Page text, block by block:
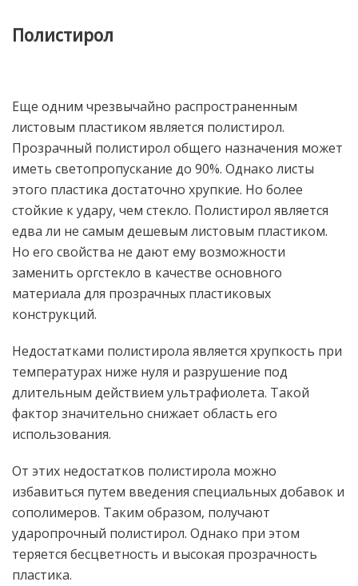
Полистирол
Еще одним чрезвычайно распространенным
листовым пластиком является полистирол.
Прозрачный полистирол общего назначения может
иметь светопропускание до 90%. Однако листы
этого пластика достаточно хрупкие. Но более
стойкие к удару, чем стекло. Полистирол является
едва ли не самым дешевым листовым пластиком.
Но его свойства не дают ему возможности
заменить оргстекло в качестве основного
материала для прозрачных пластиковых
конструкций.
Недостатками полистирола является хрупкость при
температурах ниже нуля и разрушение под
длительным действием ультрафиолета. Такой
фактор значительно снижает область его
использования.
От этих недостатков полистирола можно
избавиться путем введения специальных добавок и
сополимеров. Таким образом, получают
ударопрочный полистирол. Однако при этом
теряется бесцветность и высокая прозрачность
пластика.